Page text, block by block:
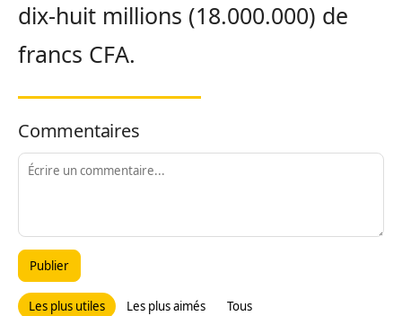
dix-huit millions (18.000.000) de
francs CFA.
Commentaires
Publier
Les plus utiles Les plus aimés Tous